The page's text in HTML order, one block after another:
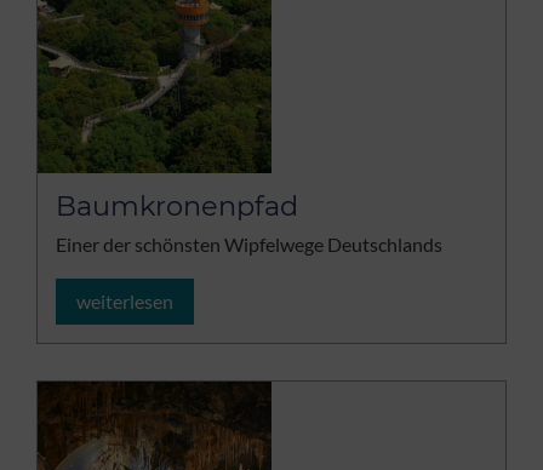
Baumkronenpfad
Einer der schönsten Wipfelwege Deutschlands
weiterlesen